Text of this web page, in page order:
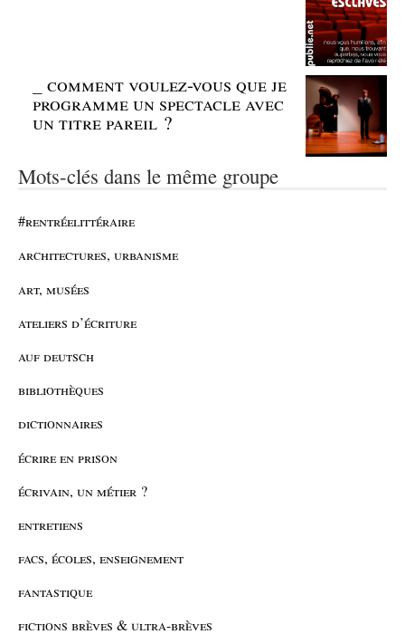
_comment voulez-vous que je
programme un spectacle avec
un titre pareil ?
Mots-clés dans le même groupe
#rentréelittéraire
architectures, urbanisme
art, musées
ateliers d’écriture
auf deutsch
bibliothèques
dictionnaires
écrire en prison
écrivain, un métier ?
entretiens
facs, écoles, enseignement
fantastique
fictions brèves & ultra-brèves